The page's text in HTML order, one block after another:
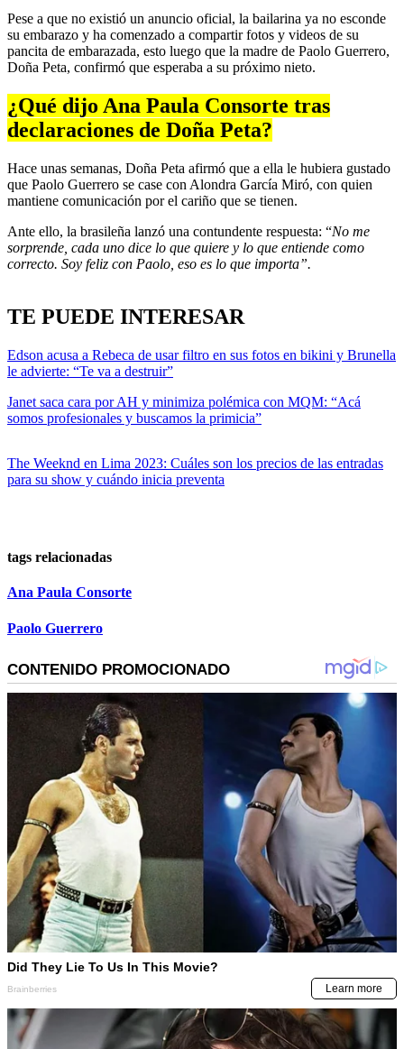
seconds
of
6
seconds
Pese a que no existió un anuncio oficial, la bailarina ya no esconde
su embarazo y ha comenzado a compartir fotos y videos de su
pancita de embarazada, esto luego que la madre de Paolo Guerrero,
Doña Peta, confirmó que esperaba a su próximo nieto.
¿Qué dijo Ana Paula Consorte tras
declaraciones de Doña Peta?
Hace unas semanas, Doña Peta afirmó que a ella le hubiera gustado
que Paolo Guerrero se case con Alondra García Miró, con quien
mantiene comunicación por el cariño que se tienen.
Ante ello, la brasileña lanzó una contundente respuesta: “No me
sorprende, cada uno dice lo que quiere y lo que entiende como
correcto. Soy feliz con Paolo, eso es lo que importa”.
TE PUEDE INTERESAR
Edson acusa a Rebeca de usar filtro en sus fotos en bikini y Brunella
le advierte: “Te va a destruir”
Janet saca cara por AH y minimiza polémica con MQM: “Acá
somos profesionales y buscamos la primicia”
The Weeknd en Lima 2023: Cuáles son los precios de las entradas
para su show y cuándo inicia preventa
tags relacionadas
Ana Paula Consorte
Paolo Guerrero